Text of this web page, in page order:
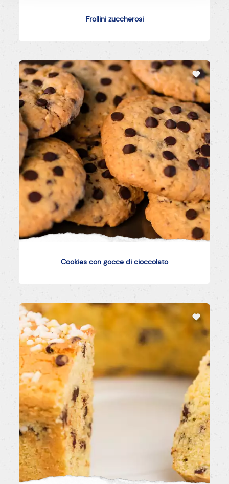
Frollini zuccherosi
Cookies con gocce di cioccolato